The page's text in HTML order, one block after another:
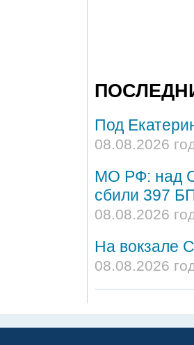
Под
08.08.2026
МО РФ: над
сбили 397
08.08.2026
На вокзале
08.08.2026